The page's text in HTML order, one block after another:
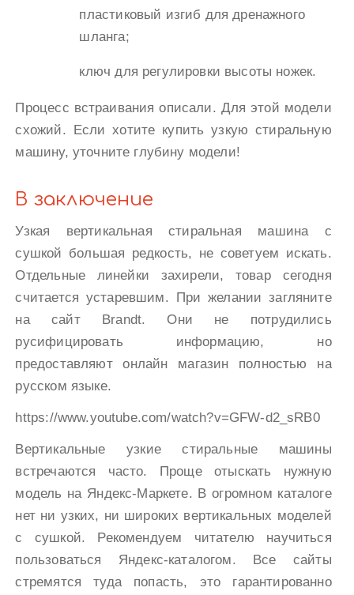
пластиковый изгиб для дренажного
шланга;
ключ для регулировки высоты ножек.
Процесс встраивания описали. Для этой модели
схожий. Если хотите купить узкую стиральную
машину, уточните глубину модели!
В заключение
Узкая вертикальная стиральная машина с
сушкой большая редкость, не советуем искать.
Отдельные линейки захирели, товар сегодня
считается устаревшим. При желании загляните
на сайт Brandt. Они не потрудились
русифицировать информацию, но
предоставляют онлайн магазин полностью на
русском языке.
https://www.youtube.com/watch?v=GFW-d2_sRB0
Вертикальные узкие стиральные машины
встречаются часто. Проще отыскать нужную
модель на Яндекс-Маркете. В огромном каталоге
нет ни узких, ни широких вертикальных моделей
с сушкой. Рекомендуем читателю научиться
пользоваться Яндекс-каталогом. Все сайты
стремятся туда попасть, это гарантированно